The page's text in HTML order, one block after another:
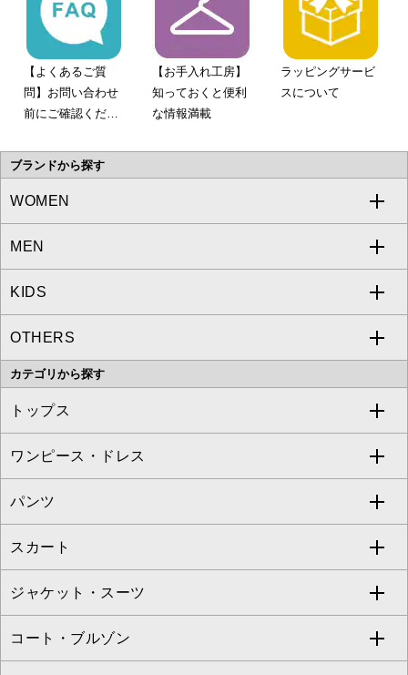
【よくあるご質
問】お問い合わせ
前にご確認くださ
【お手入れ工房】
知っておくと便利
な情報満載
ラッピングサービ
スについて
ブランドから探す
WOMEN
a.v.v
MICHEL KLEIN
MK MICHEL KLEIN
OFUON le MK
MEN
a.v.v
MICHEL KLEIN HOMME
MK MICHEL KLEIN HOMME
KIDS
a.v.v
OTHERS
MK MICHEL KLEIN BAG
カテゴリから探す
トップス
すべてのトップス
カットソー・Tシャツ
ブラウス・シャツ
ニット・セーター
カーディガン
ワンピース・ドレス
すべてのワンピース・ドレス
ワンピース
ドレス
チュニック
パンツ
すべてのパンツ
フルレングスパンツ
クロップド・半端丈パンツ
スカート
すべてのスカート
ロング・マキシ丈スカート
ジャケット・スーツ
すべてのジャケット・スーツ
コート・ブルゾン